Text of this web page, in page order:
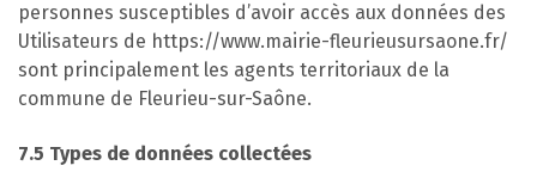
personnes susceptibles d’avoir accès aux données des
Utilisateurs de https://www.mairie-fleurieusursaone.fr/
sont principalement les agents territoriaux de la
commune de Fleurieu-sur-Saône.
7.5 Types de données collectées